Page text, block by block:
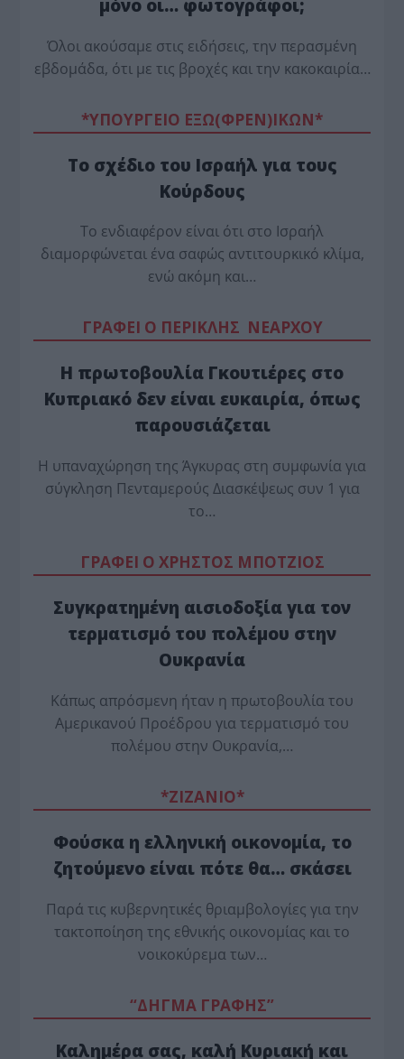
μόνο οι… φωτογράφοι;
Όλοι ακούσαμε στις ειδήσεις, την περασμένη
εβδομάδα, ότι με τις βροχές και την κακοκαιρία…
*ΥΠΟΥΡΓΕΙΟ ΕΞΩ(ΦΡΕΝ)ΙΚΩΝ*
Το σχέδιο του Ισραήλ για τους
Κούρδους
Το ενδιαφέρον είναι ότι στο Ισραήλ
διαμορφώνεται ένα σαφώς αντιτουρκικό κλίμα,
ενώ ακόμη και…
ΓΡΑΦΕΙ Ο ΠΕΡΙΚΛΗΣ ΝΕΑΡΧΟΥ
Η πρωτοβουλία Γκουτιέρες στο
Κυπριακό δεν είναι ευκαιρία, όπως
παρουσιάζεται
Η υπαναχώρηση της Άγκυρας στη συμφωνία για
σύγκληση Πενταμερούς Διασκέψεως συν 1 για
το…
ΓΡΑΦΕΙ Ο ΧΡΗΣΤΟΣ ΜΠΟΤΖΙΟΣ
Συγκρατημένη αισιοδοξία για τον
τερματισμό του πολέμου στην
Ουκρανία
Κάπως απρόσμενη ήταν η πρωτοβουλία του
Αμερικανού Προέδρου για τερματισμό του
πολέμου στην Ουκρανία,…
*ZΙΖΑΝΙΟ*
Φούσκα η ελληνική οικονομία, το
ζητούμενο είναι πότε θα… σκάσει
Παρά τις κυβερνητικές θριαμβολογίες για την
τακτοποίηση της εθνικής οικονομίας και το
νοικοκύρεμα των…
“ΔΗΓΜΑ ΓΡΑΦΗΣ”
Καλημέρα σας, καλή Κυριακή και